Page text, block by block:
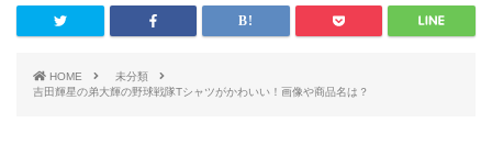
HOME
未分類
吉田輝星の弟大輝の野球戦隊Tシャツがかわいい！画像や商品名は？